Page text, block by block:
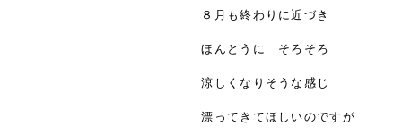
８月も終わりに近づき
ほんとうに そろそろ
涼しくなりそうな感じ
漂ってきてほしいのですが